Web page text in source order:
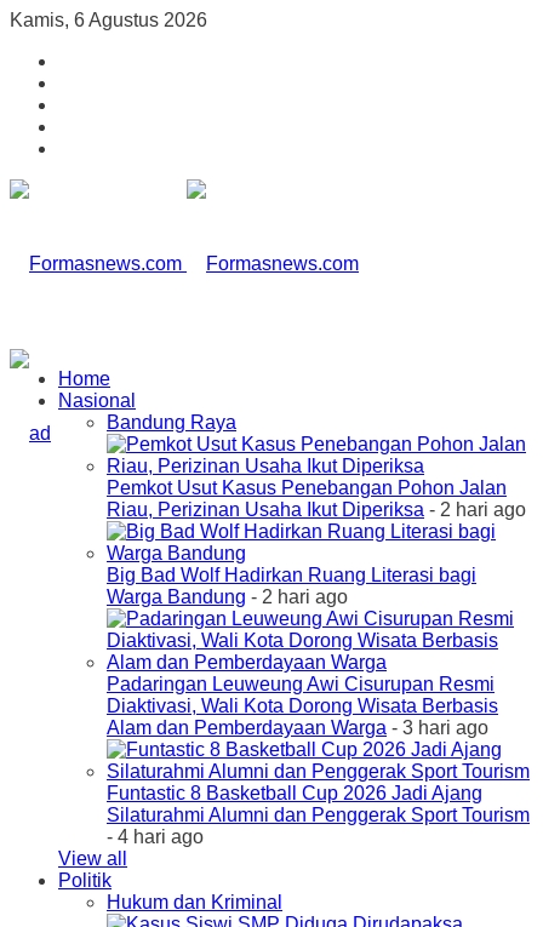
Kamis, 6 Agustus 2026
Home
Nasional
Bandung Raya
Pemkot Usut Kasus Penebangan Pohon Jalan
Riau, Perizinan Usaha Ikut Diperiksa - 2 hari ago
Big Bad Wolf Hadirkan Ruang Literasi bagi
Warga Bandung - 2 hari ago
Padaringan Leuweung Awi Cisurupan Resmi
Diaktivasi, Wali Kota Dorong Wisata Berbasis
Alam dan Pemberdayaan Warga - 3 hari ago
Funtastic 8 Basketball Cup 2026 Jadi Ajang
Silaturahmi Alumni dan Penggerak Sport Tourism
- 4 hari ago
View all
Politik
Hukum dan Kriminal